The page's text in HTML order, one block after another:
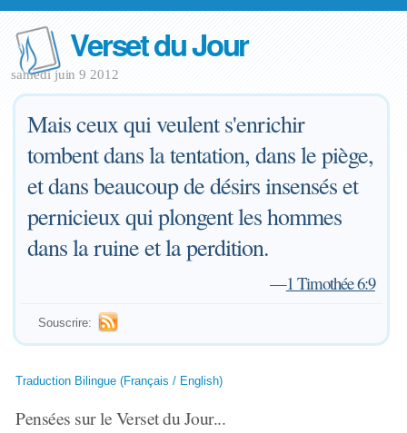
Verset du Jour
samedi juin 9 2012
Mais ceux qui veulent s'enrichir
tombent dans la tentation, dans le piège,
et dans beaucoup de désirs insensés et
pernicieux qui plongent les hommes
dans la ruine et la perdition.
—1 Timothée 6:9
Souscrire:
Traduction Bilingue (Français / English)
Pensées sur le Verset du Jour...